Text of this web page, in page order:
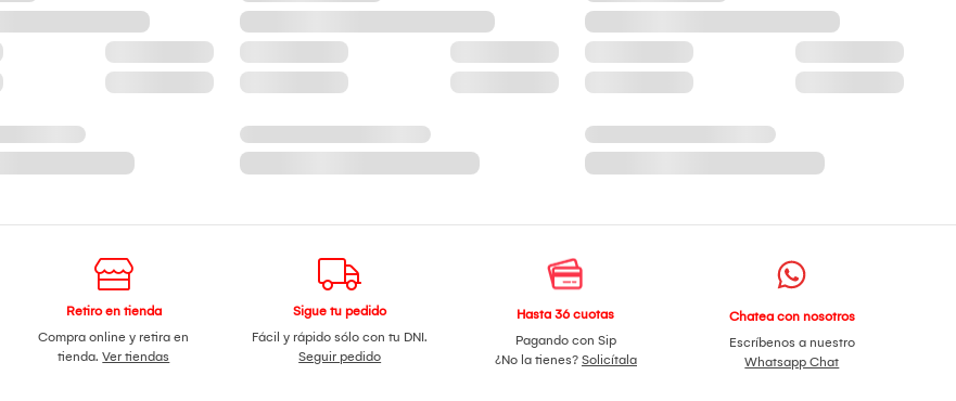
Retiro en tienda
Compra online y retira en
tienda.Ver tiendas
Sigue tu pedido
Fácil y rápido sólo con tu DNI.
Seguir pedido
Hasta 36 cuotas
Pagando con Sip
¿No la tienes? Solicítala
Chatea con nosotros
Escríbenos a nuestro
Whatsapp Chat